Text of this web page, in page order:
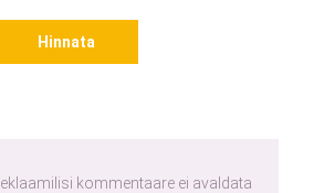
Hinnata
kommentaare ei avaldata